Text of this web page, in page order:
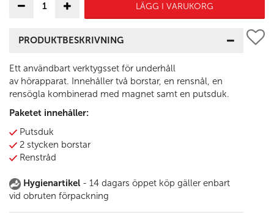
LÄGG I VARUKORG
PRODUKTBESKRIVNING
Ett användbart verktygsset för underhåll
av hörapparat. Innehåller två borstar, en rensnål, en
rensögla kombinerad med magnet samt en putsduk.
Paketet innehåller:
Putsduk
2 stycken borstar
Renstråd
Hygienartikel - 14 dagars öppet köp gäller enbart
vid obruten förpackning